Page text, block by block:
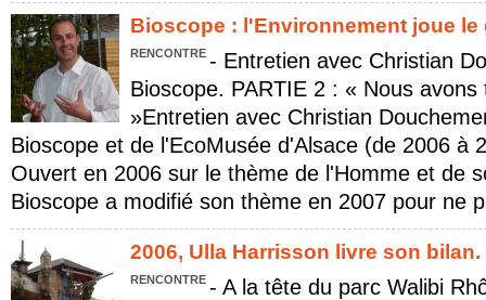
Bioscope : l'Environnement joue le
RENCONTRE - Entretien avec Christian
Bioscope. PARTIE 2 : « Nous
»Entretien avec Christian
Bioscope et de l'EcoMusée d'Alsace (de 2006 à
Ouvert en 2006 sur le thème de l'Homme et de
Bioscope a modifié son thème en 2007 pour ne
2006, Ulla Harrisson livre son bilan.
RENCONTRE - A la tête du parc Walibi